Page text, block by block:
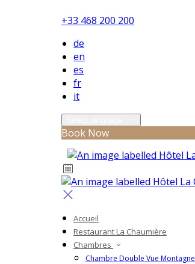
+33 468 200 200
de
en
es
fr
it
Book Now
Accueil
Restaurant La Chaumière
Chambres
Chambre Double Vue Montagne